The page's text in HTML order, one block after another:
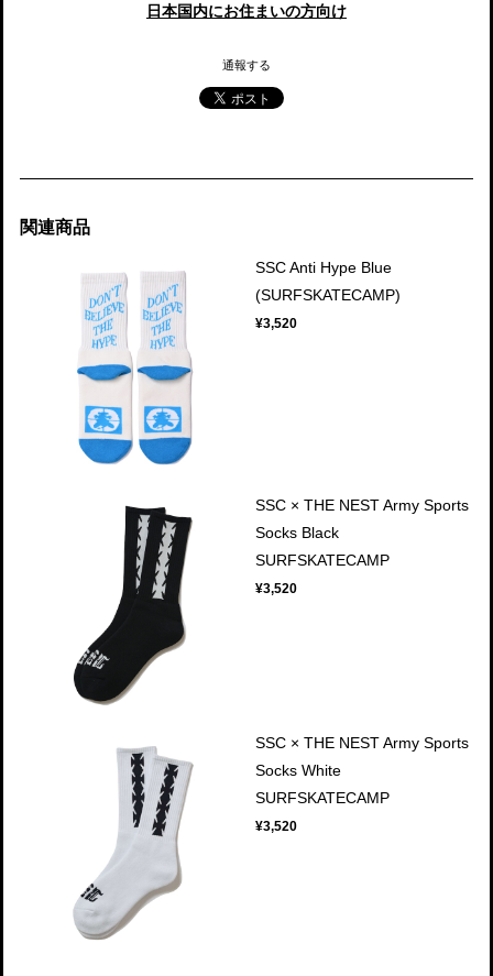
日本国内にお住まいの方向け
通報する
関連商品
SSC Anti Hype Blue
(SURFSKATECAMP)
¥3,520
SSC × THE NEST Army Sports
Socks Black
SURFSKATECAMP
¥3,520
SSC × THE NEST Army Sports
Socks White
SURFSKATECAMP
¥3,520